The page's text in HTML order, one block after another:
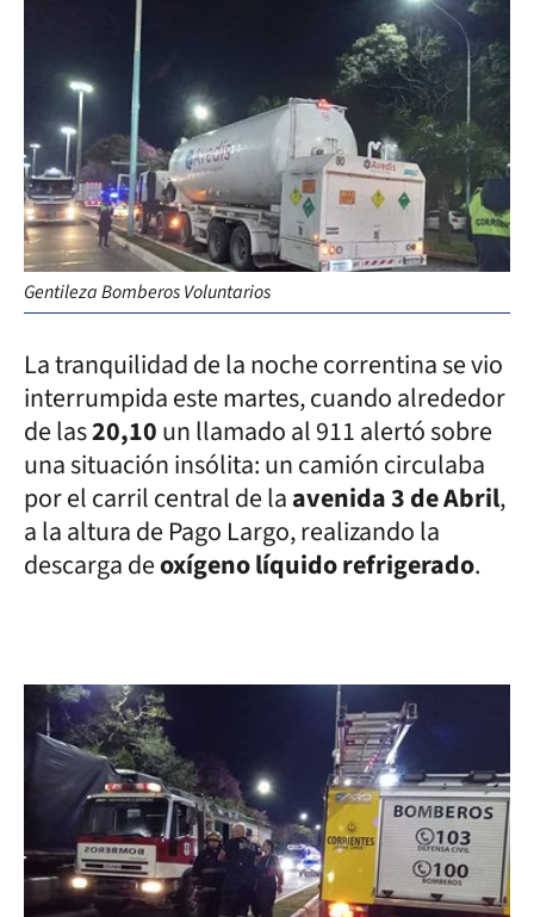
Gentileza Bomberos Voluntarios
La tranquilidad de la noche correntina se vio
interrumpida este martes, cuando alrededor
de las20,10un llamado al 911 alertó sobre
una situación insólita: un camión circulaba
por el carril central de laavenida 3 de Abril,
a la altura de Pago Largo, realizando la
descarga deoxígeno líquido refrigerado.